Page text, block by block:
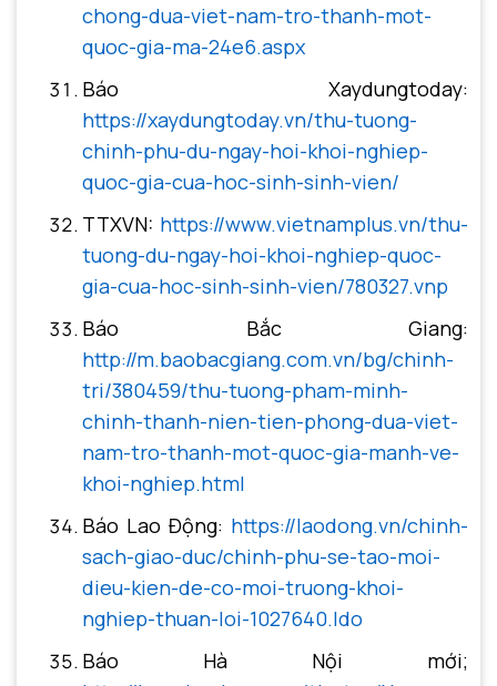
chong-dua-viet-nam-tro-thanh-mot-
quoc-gia-ma-24e6.aspx
Báo Xaydungtoday:
https://xaydungtoday.vn/thu-tuong-
chinh-phu-du-ngay-hoi-khoi-nghiep-
quoc-gia-cua-hoc-sinh-sinh-vien/
TTXVN: https://www.vietnamplus.vn/thu-
tuong-du-ngay-hoi-khoi-nghiep-quoc-
gia-cua-hoc-sinh-sinh-vien/780327.vnp
Báo Bắc Giang:
http://m.baobacgiang.com.vn/bg/chinh-
tri/380459/thu-tuong-pham-minh-
chinh-thanh-nien-tien-phong-dua-viet-
nam-tro-thanh-mot-quoc-gia-manh-ve-
khoi-nghiep.html
Báo Lao Động: https://laodong.vn/chinh-
sach-giao-duc/chinh-phu-se-tao-moi-
dieu-kien-de-co-moi-truong-khoi-
nghiep-thuan-loi-1027640.ldo
Báo Hà Nội mới;